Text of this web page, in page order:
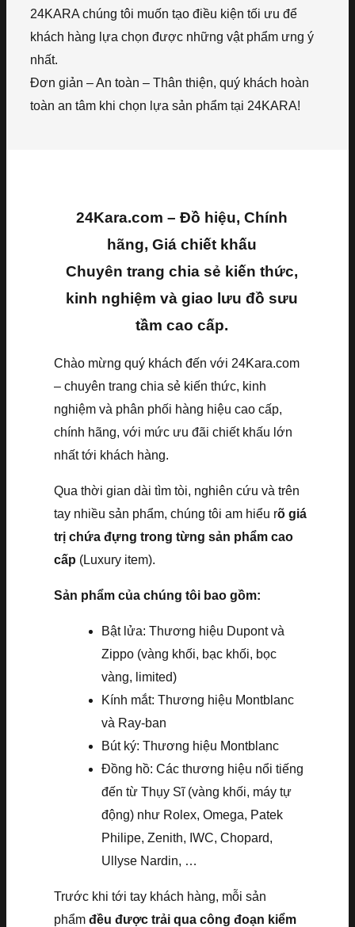
24KARA chúng tôi muốn tạo điều kiện tối ưu để
khách hàng lựa chọn được những vật phẩm ưng ý
nhất.
Đơn giản – An toàn – Thân thiện, quý khách hoàn
toàn an tâm khi chọn lựa sản phẩm tại 24KARA!
24Kara.com – Đồ hiệu, Chính
hãng, Giá chiết khấu
Chuyên trang chia sẻ kiến thức,
kinh nghiệm và giao lưu đồ sưu
tầm cao cấp.
Chào mừng quý khách đến với 24Kara.com
– chuyên trang chia sẻ kiến thức, kinh
nghiệm và phân phối hàng hiệu cao cấp,
chính hãng, với mức ưu đãi chiết khấu lớn
nhất tới khách hàng.
Qua thời gian dài tìm tòi, nghiên cứu và trên
tay nhiều sản phẩm, chúng tôi am hiểu rõ giá
trị chứa đựng trong từng sản phẩm cao
cấp (Luxury item).
Sản phẩm của chúng tôi bao gồm:
Bật lửa: Thương hiệu Dupont và
Zippo (vàng khối, bạc khối, bọc
vàng, limited)
Kính mắt: Thương hiệu Montblanc
và Ray-ban
Bút ký: Thương hiệu Montblanc
Đồng hồ: Các thương hiệu nổi tiếng
đến từ Thụy Sĩ (vàng khối, máy tự
động) như Rolex, Omega, Patek
Philipe, Zenith, IWC, Chopard,
Ullyse Nardin, …
Trước khi tới tay khách hàng, mỗi sản
phẩm đều được trải qua công đoạn kiểm